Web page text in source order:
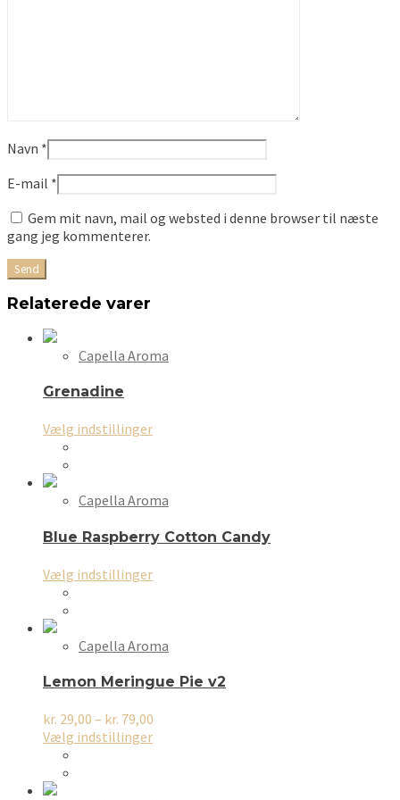
Navn *
E-mail *
Gem mit navn, mail og websted i denne browser til næste
gang jeg kommenterer.
Relaterede varer
Capella Aroma
Grenadine
Vælg indstillingerDette
varianter.
kan
på
Capella Aroma
Blue Raspberry Cotton Candy
Vælg indstillingerDette
varianter.
kan
på
varesiden
Capella Aroma
Lemon Meringue Pie v2
kr. 29,00 – kr. 79,00
Vælg indstillingerDette